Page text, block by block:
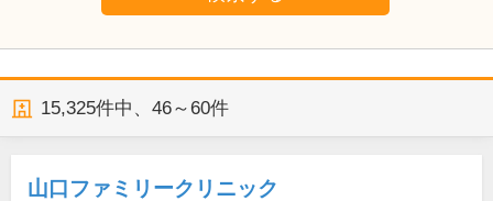
15,325件中、 46～60件
山口ファミリークリニック